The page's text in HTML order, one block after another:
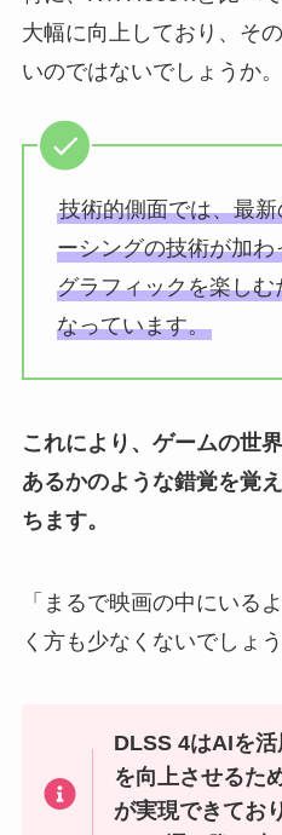
大幅に向上しており、そ
いのではないでしょうか。
技術的側面では、最
ーシングの技術が加
グラフィックを楽し
なっています。
これにより、ゲームの世
あるかのような錯覚を覚
ちます。
「まるで映画の中にいる
く方も少なくないでしょう
DLSS 4はAIを
を向上させるた
が実現できてお